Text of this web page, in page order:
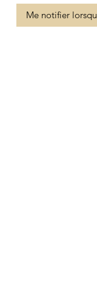
Me notifier